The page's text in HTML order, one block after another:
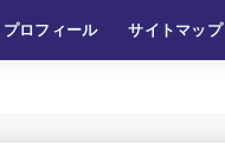
プロフィール サイトマップ